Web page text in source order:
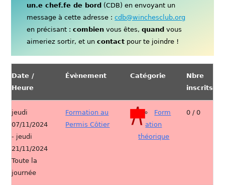
un.e chef.fe de bord (CDB) en envoyant un
message à cette adresse :cdb@winchesclub.org
en précisant :combien vous êtes,quand vous
aimeriez sortir, et uncontact pour te joindre !
Date /
Heure
Évènement Catégorie
Nbre
inscrits
jeudi
07/11/2024
- jeudi
21/11/2024
Toute la
journée
Formation au
Permis Côtier
Form
ation
théorique
0 / 0